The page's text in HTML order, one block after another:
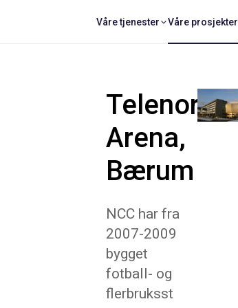
Våre tjenester Våre prosjekter
Telenor
Arena,
Bærum
NCC har fra
2007-2009
bygget
fotball- og
flerbruksst